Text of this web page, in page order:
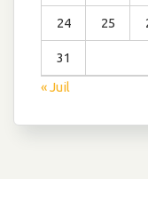
24 25
31
« Juil